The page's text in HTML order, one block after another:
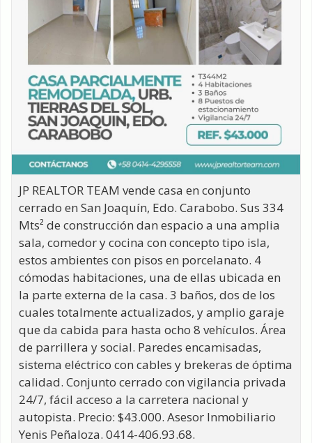
JP REALTOR TEAM vende casa en conjunto
cerrado en San Joaquín, Edo. Carabobo. Sus 334
Mts² de construcción dan espacio a una amplia
sala, comedor y cocina con concepto tipo isla,
estos ambientes con pisos en porcelanato. 4
cómodas habitaciones, una de ellas ubicada en
la parte externa de la casa. 3 baños, dos de los
cuales totalmente actualizados, y amplio garaje
que da cabida para hasta ocho 8 vehículos. Área
de parrillera y social. Paredes encamisadas,
sistema eléctrico con cables y brekeras de óptima
calidad. Conjunto cerrado con vigilancia privada
24/7, fácil acceso a la carretera nacional y
autopista. Precio: $43.000. Asesor Inmobiliario
Yenis Peñaloza. 0414-406.93.68.